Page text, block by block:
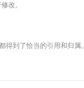
改。
到了恰当的引用和归